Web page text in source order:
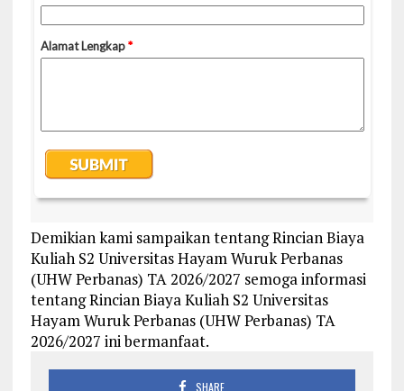
Demikian kami sampaikan tentang Rincian Biaya
Kuliah S2 Universitas Hayam Wuruk Perbanas
(UHW Perbanas) TA 2026/2027 semoga informasi
tentang Rincian Biaya Kuliah S2 Universitas
Hayam Wuruk Perbanas (UHW Perbanas) TA
2026/2027 ini bermanfaat.
SHARE